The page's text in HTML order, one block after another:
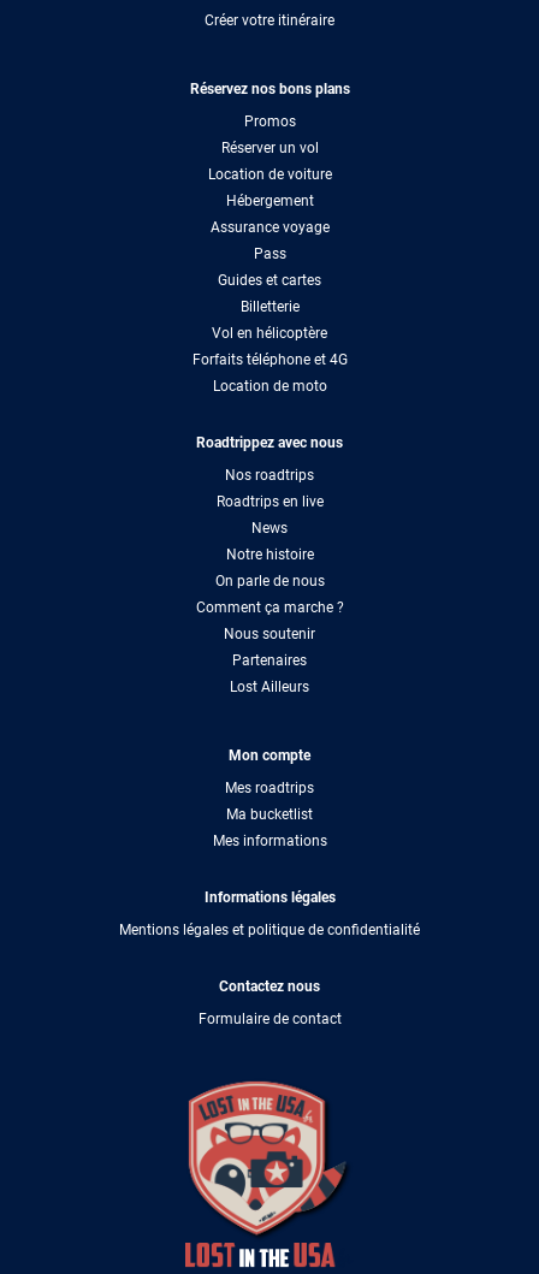
Créer votre itinéraire
Réservez nos bons plans
Promos
Réserver un vol
Location de voiture
Hébergement
Assurance voyage
Pass
Guides et cartes
Billetterie
Vol en hélicoptère
Forfaits téléphone et 4G
Location de moto
Roadtrippez avec nous
Nos roadtrips
Roadtrips en live
News
Notre histoire
On parle de nous
Comment ça marche ?
Nous soutenir
Partenaires
Lost Ailleurs
Mon compte
Mes roadtrips
Ma bucketlist
Mes informations
Informations légales
Mentions légales et politique de confidentialité
Contactez nous
Formulaire de contact